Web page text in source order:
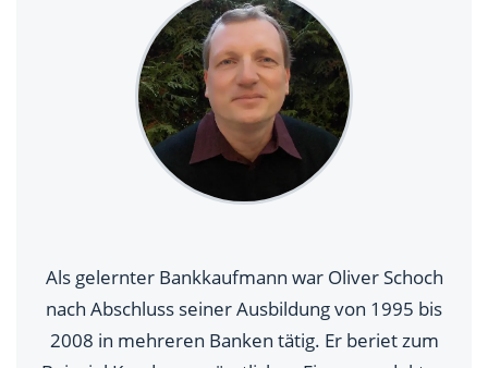
Als gelernter Bankkaufmann war Oliver Schoch
nach Abschluss seiner Ausbildung von 1995 bis
2008 in mehreren Banken tätig. Er beriet zum